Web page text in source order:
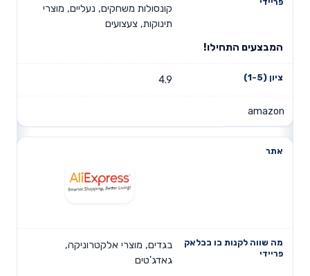
קונסולות משחקים, נעליים, מוצרי
תינוקות, צעצועים
המבצעים התחילו!
4.9
amazon
בגדים, מוצרי אלקטרוניקה,
גאדג'טים